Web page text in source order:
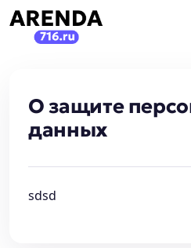
О защите
данных
sdsd